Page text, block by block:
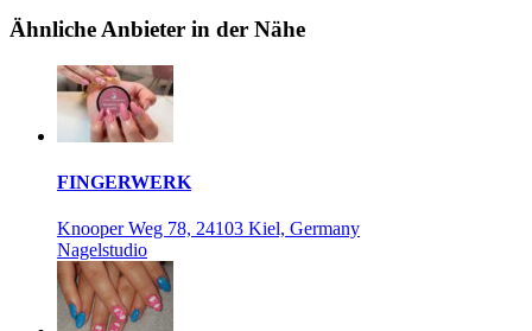
Ähnliche Anbieter in der Nähe
FINGERWERK
Knooper Weg 78, 24103 Kiel, Germany
Nagelstudio